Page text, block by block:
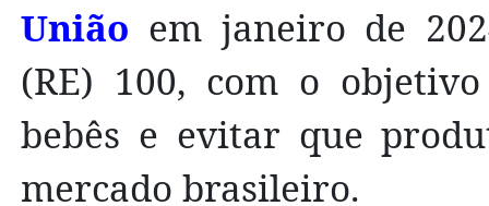
União em janeiro de
(RE) 100, com o
bebês e evitar que
mercado brasileiro.